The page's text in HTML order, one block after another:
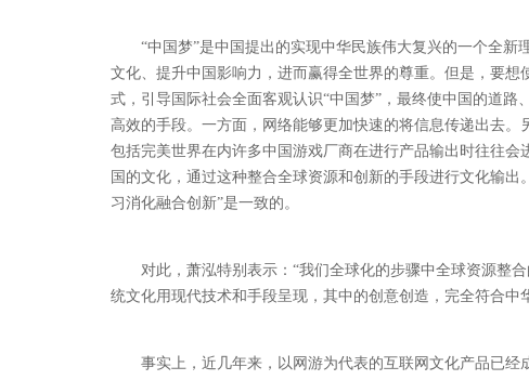
“中国梦”是中国提出的实现中华民族伟大复兴的一个全新
文化、提升中国影响力，进而赢得全世界的尊重。但是，要
式，引导国际社会全面客观认识“中国梦”，最终使中国的道
高效的手段。一方面，网络能够更加快速的将信息传递出去
包括完美世界在内许多中国游戏厂商在进行产品输出时往往
国的文化，通过这种整合全球资源和创新的手段进行文化输
习消化融合创新”是一致的。
对此，萧泓特别表示：“我们全球化的步骤中全球资源整
统文化用现代技术和手段呈现，其中的创意创造，完全符合
事实上，近几年来，以网游为代表的互联网文化产品已